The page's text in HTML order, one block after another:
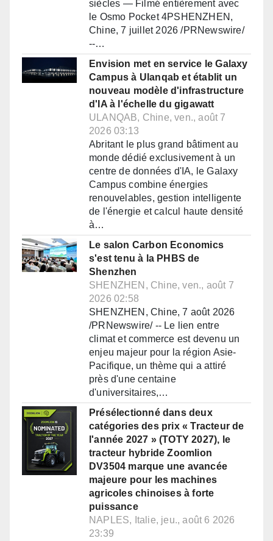
siècles — Filmé entièrement avec
le Osmo Pocket 4PSHENZHEN,
Chine, 7 juillet 2026 /PRNewswire/
--…
Envision met en service le Galaxy
Campus à Ulanqab et établit un
nouveau modèle d'infrastructure
d'IA à l'échelle du gigawatt
ULANQAB, Chine, ven., août 7
2026 03:13
Abritant le plus grand bâtiment au
monde dédié exclusivement à un
centre de données d'IA, le Galaxy
Campus combine énergies
renouvelables, gestion intelligente
de l'énergie et calcul haute densité
à…
Le salon Carbon Economics
s'est tenu à la PHBS de
Shenzhen
SHENZHEN, Chine, ven., août 7
2026 02:58
SHENZHEN, Chine, 7 août 2026
/PRNewswire/ -- Le lien entre
climat et commerce est devenu un
enjeu majeur pour la région Asie-
Pacifique, un thème qui a attiré
près d'une centaine
d'universitaires,…
Présélectionné dans deux
catégories des prix « Tracteur de
l'année 2027 » (TOTY 2027), le
tracteur hybride Zoomlion
DV3504 marque une avancée
majeure pour les machines
agricoles chinoises à forte
puissance
NAPLES, Italie, jeu., août 6 2026
23:39